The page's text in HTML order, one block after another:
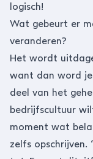
logisch!
Wat gebeurt er
veranderen?
Het wordt
want dan word
deel van het
bedrijfscultuur
moment wat
zelfs opschrijven.